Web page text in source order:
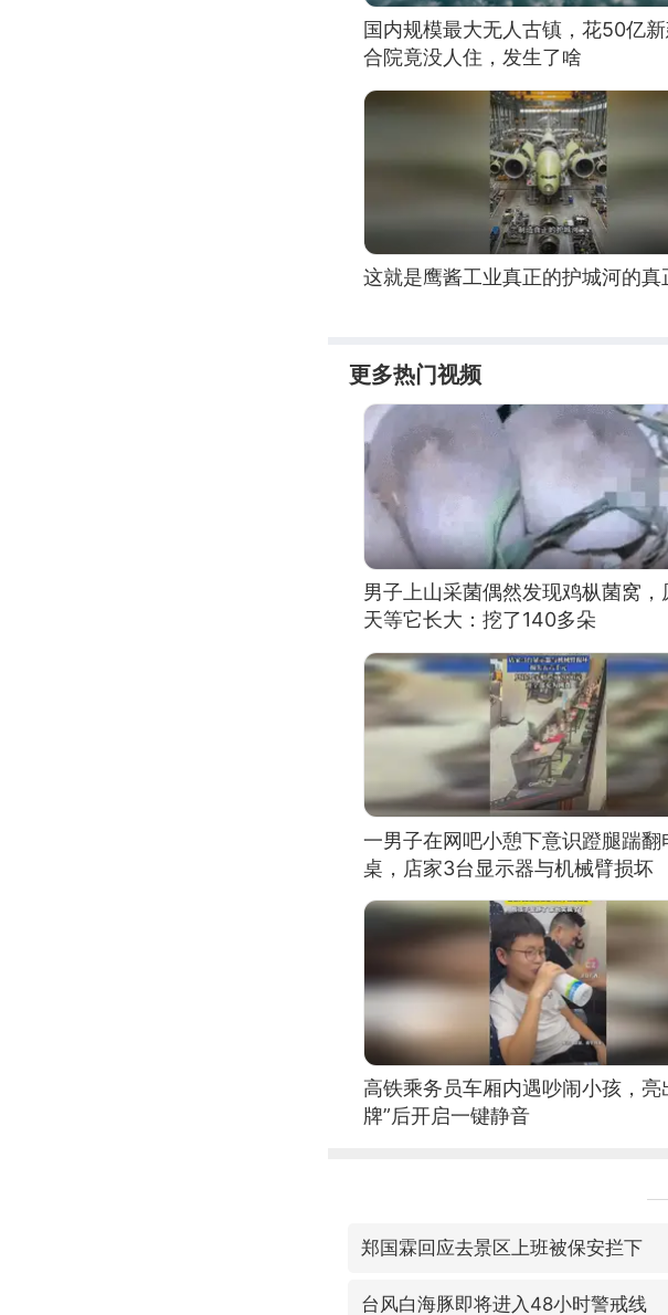
国内规模最大无人古镇，花50亿
合院竟没人住，发生了啥
这就是鹰酱工业真正的护城河的真
更多热门视频
男子上山采菌偶然发现鸡枞菌窝，
天等它长大：挖了140多朵
一男子在网吧小憩下意识蹬腿踹翻
桌，店家3台显示器与机械臂损坏
高铁乘务员车厢内遇吵闹小孩，亮
牌”后开启一键静音
郑国霖回应去景区上班被保安拦下
台风白海豚即将进入48小时警戒线